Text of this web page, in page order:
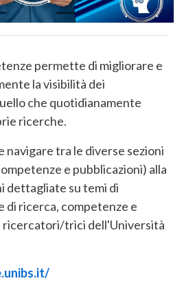
permette di migliorare e
la visibilità dei
che quotidianamente
ricerche.
navigare tra le diverse sezioni
e pubblicazioni) alla
dettagliate su temi di
di ricerca, competenze e
trici dell'Università